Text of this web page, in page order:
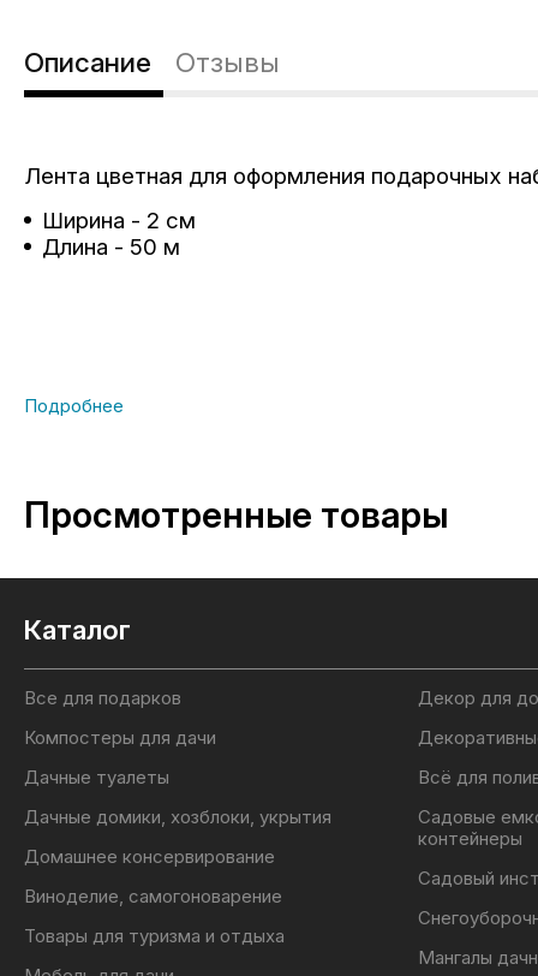
Описание Отзывы
Лента цветная для оформления подарочных
Ширина - 2 см
Длина - 50 м
Просмотренные товары
Каталог
Все для подарков
Компостеры для дачи
Дачные туалеты
Дачные домики, хозблоки, укрытия
Домашнее консервирование
Виноделие, самогоноварение
Товары для туризма и отдыха
Декор для
Всё для
Садовые
контейнеры
Садовый
Мангалы